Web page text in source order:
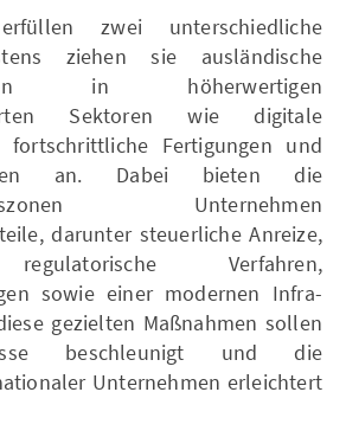
zwei unterschiedliche
ziehen sie ausländische
in höherwertigen
Sektoren wie digitale
fortschrittliche Fertigungen und
an. Dabei bieten die
Unternehmen
darunter steuerliche Anreize,
Verfahren,
sowie einer modernen Infra-
gezielten Maßnahmen sollen
beschleunigt und die
Unternehmen erleichtert